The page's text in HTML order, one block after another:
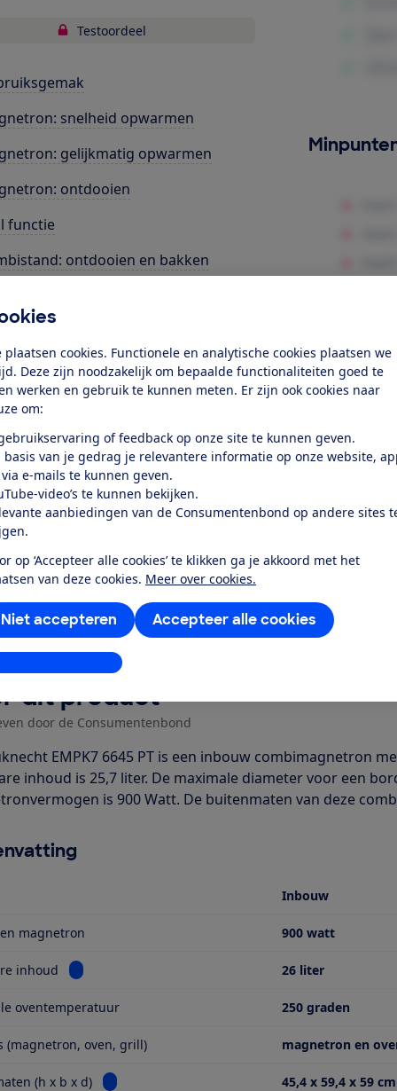
plaatsen cookies. Functionele en analytische cookies plaatsen we
Deze zijn noodzakelijk om bepaalde functionaliteiten goed te
werken en gebruik te kunnen meten. Er zijn ook cookies naar
om:
of feedback op onze site te kunnen geven.
basis van je gedrag je relevantere informatie op onze website,
e-mails te kunnen geven.
video’s te kunnen bekijken.
aanbiedingen van de Consumentenbond op andere sites
op ‘Accepteer alle cookies’ te klikken ga je akkoord met het
van deze cookies. Meer over cookies.
Accepteer alle cookies
Niet accepteren
aanpassen
Testoordeel
snelheid opwarmen
gelijkmatig opwarmen
ontdooien
functie
ontdooien en bakken
toegang tot deze test?
Word lid
Al lid? Log in
dit product
door de Consumentenbond
EMPK7 6645 PT is een inbouw combimagnetron
inhoud is 25,7 liter. De maximale diameter voor een
is 900 Watt. De buitenmaten van deze
Inbouw
magnetron 900 watt
inhoud Bekijk informatie voor Bruikbare inhoud
26 liter
oventemperatuur 250 graden
(magnetron, oven, grill) magnetron en
(h x b x d) Bekijk informatie voor Buitenmaten (h x b x d)
45,4 x 59,4 x 59 cm